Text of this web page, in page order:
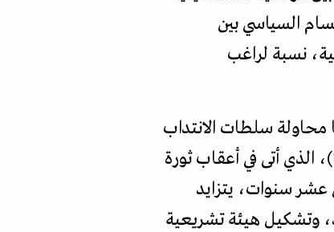
السياسي بين
نسبة لراغب
محاولة سلطات الانتداب
البريطاني إقامة نوع من التمثيل للفلسطينيين، وفقا لما عرف بـ"الكتاب الأبيض" (لعام 1939)، الذي أتى في أعقاب ثورة
عشر سنوات، يتزايد
وتشكيل هيئة تشريعية